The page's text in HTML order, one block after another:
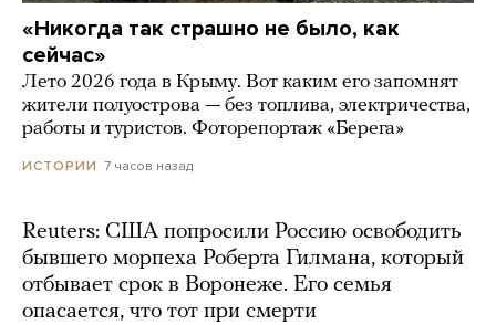
«Никогда так страшно не было, как
сейчас»
Лето 2026 года в Крыму. Вот каким его запомнят
жители полуострова — без топлива, электричества,
работы и туристов. Фоторепортаж «Берега»
ИСТОРИИ 7 часов назад
Reuters: США попросили Россию освободить
бывшего морпеха Роберта Гилмана, который
отбывает срок в Воронеже. Его семья
опасается, что тот при смерти